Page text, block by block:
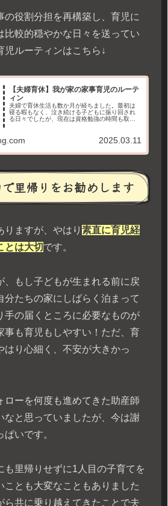
の役割分担を再構築し、育児に
比較的穏やかな日々を送ってい
児ルーティンはこちら↓
【夫婦育休】我が家の家事育児のルーテ
ィン
夫婦で育休生活も数か月が経ちました。最初は
寝る暇もなく、泣き続ける子どもに振り回され
る日々でしたが、現在は資格勉強の時間も取れ
があるため、うまく回るようになったコツを振
り返ってみようと思います。
2025.03.11
里帰りをお勧めします
りますが、やはり 素直に育児経
とは大切 です。
、もし子どもが生まれる前に戻
分たちの家にしばらく泊まって
手の届くところに必要なものが
事も育児もしやすい！ただ、育
はり心細く、不安が大きかっ
ローを何度も進めてきた助産師
なと思っていましたが、今は謝
いです。
も里帰りせずに1人目の子育てを
ことも大変なこともありました
ら共に乗り越えてきたことで夫